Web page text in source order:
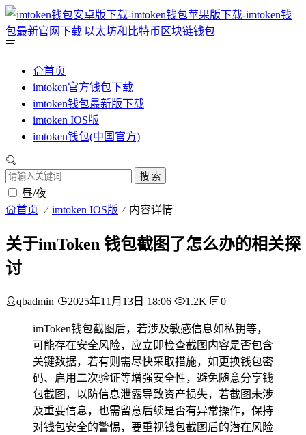
首页
imtoken官方钱包下载
imtoken钱包最新版下载
imtoken IOS版
imtoken钱包(中国官方)
搜 索
昼/夜
首页 imtoken IOS版 内容详情
关于imToken 钱包截图了怎么办的相关探
讨
qbadmin 2025年11月13日 18:06 1.2K 0
imToken钱包截图后，若涉及敏感信息如私钥等，
可能存在安全风险，应立即检查截图内容是否包含
关键数据，若有则需尽快采取措施，如更换钱包密
码、启用二次验证等增强安全性，避免随意分享钱
包截图，以防信息泄露导致资产损失，若截图未涉
及重要信息，也需留意后续是否有异常操作，保持
对钱包安全的警惕，要重视钱包截图后的潜在风险